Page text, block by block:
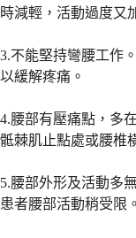
時減輕，活動過度又
3.不能堅持彎腰工作
以緩解疼痛。
4.腰部有壓痛點，多
骶棘肌止點處或腰椎
5.腰部外形及活動多
患者腰部活動稍受限。